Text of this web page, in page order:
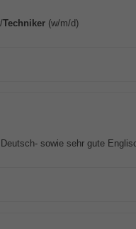
Techniker (w/m/d)
sowie sehr gute